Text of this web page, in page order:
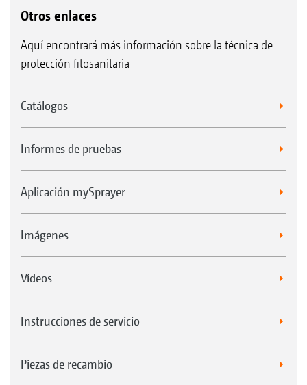
Otros enlaces
Aquí encontrará más información sobre la técnica de
protección fitosanitaria
Catálogos
Informes de pruebas
Aplicación mySprayer
Imágenes
Vídeos
Instrucciones de servicio
Piezas de recambio